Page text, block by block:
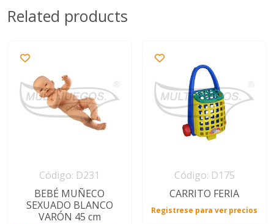
Related products
Código: D231
BEBÉ MUÑECO
SEXUADO BLANCO
VARÓN 45 cm
Código: D175
CARRITO FERIA
Registrese para ver precios